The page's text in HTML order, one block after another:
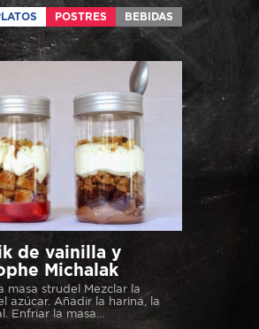
POSTRES BEBIDAS
de vainilla y
Michalak
masa strudel Mezclar la
azúcar. Añadir la harina, la
Enfriar la masa...